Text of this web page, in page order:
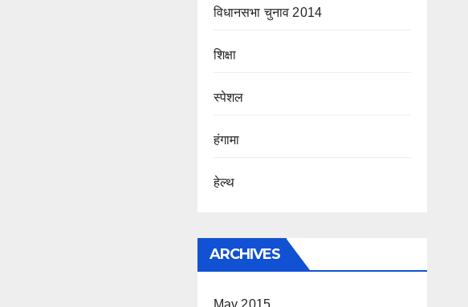
विधानसभा चुनाव 2014
शिक्षा
स्पेशल
हंगामा
हेल्थ
ARCHIVES
May 2015